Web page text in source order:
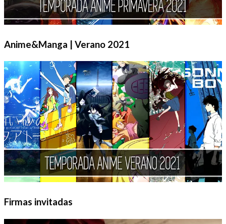
Anime&Manga | Verano 2021
Firmas invitadas